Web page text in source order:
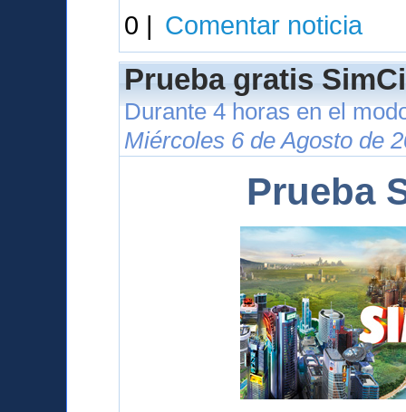
0 | Comentar noticia
Prueba gratis
Durante 4 horas en el
Miércoles 6 de Agosto de
Prueba